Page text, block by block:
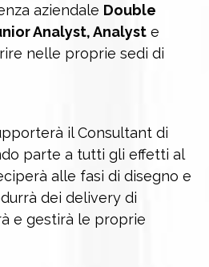
aziendale Double
Analyst, Analyste
nelle proprie sedi di
il Consultant di
parte a tutti gli effetti al
alle fasi di disegno e
dei delivery di
e gestirà le proprie